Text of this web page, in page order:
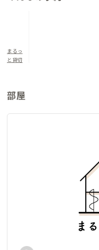
洋室1（定員2名）：セミダ
まるっ
と貸切
部屋